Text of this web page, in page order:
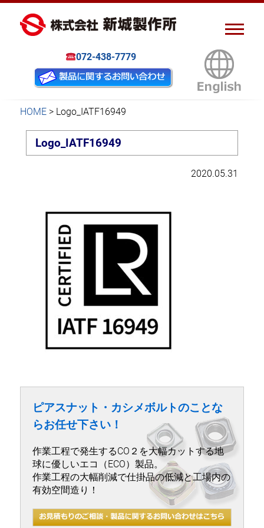
ピアスナット、クリンチボル
新城製作所
072-438-7779
HOME > Logo_IATF16949
Logo_IATF16949
2020.05.31
ピアスナット・カシメボルトのことな
らお任せ下さい！
作業工程で発生するCO２を大幅カットする地
球に優しいエコ（ECO）製品。
作業工程の大幅削減で仕掛品の低減と工場内の
有効空間造り！